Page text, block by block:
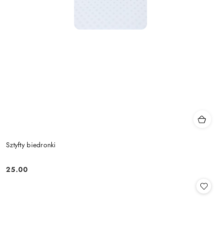
Sztyfty biedronki
Cena:
25.00